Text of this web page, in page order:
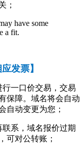
；
have some
a fit.
发票】
一口价交易，交易
保障。域名将会自动
自动变更为您；
系，域名报价过期
可对公转账；